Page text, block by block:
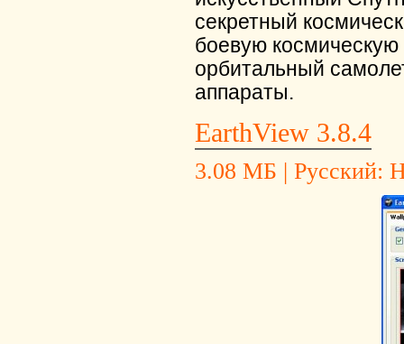
секретный
боевую
орбитальный
аппараты.
EarthView 3.8.4
3.08 МБ | Русский: